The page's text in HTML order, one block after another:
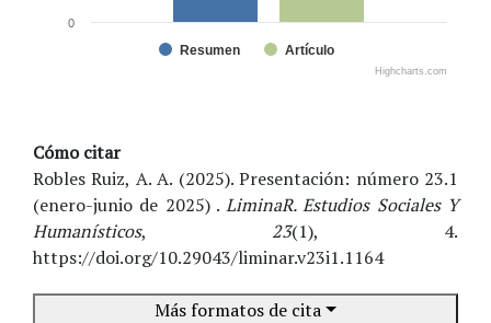
Resumen Artículo
0
Highcharts.com
Cómo citar
Robles Ruiz, A. A. (2025). Presentación: número 23.1
(enero-junio de 2025) .LiminaR. Estudios Sociales Y
Humanísticos, 23(1), 4.
https://doi.org/10.29043/liminar.v23i1.1164
Más formatos de cita